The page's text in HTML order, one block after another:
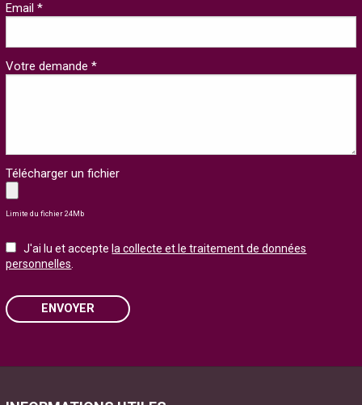
Email *
Votre demande *
Télécharger un fichier
Limite du fichier 24Mb
J'ai lu et accepte la collecte et le traitement de données
personnelles
ENVOYER